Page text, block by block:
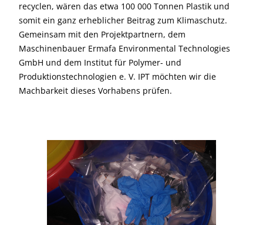
recyclen, wären das etwa 100 000 Tonnen Plastik und
somit ein ganz erheblicher Beitrag zum Klimaschutz.
Gemeinsam mit den Projektpartnern, dem
Maschinenbauer Ermafa Environmental Technologies
GmbH und dem Institut für Polymer- und
Produktionstechnologien e. V. IPT möchten wir die
Machbarkeit dieses Vorhabens prüfen.